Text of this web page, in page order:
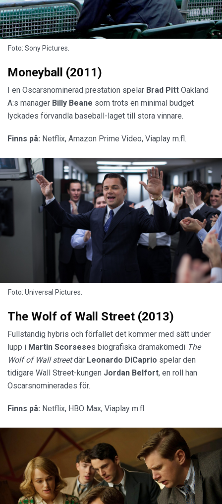
Foto: Sony Pictures.
Moneyball (2011)
I en Oscarsnominerad prestation spelar Brad Pitt Oakland
A:s manager Billy Beane som trots en minimal budget
lyckades förvandla baseball-laget till stora vinnare.
Finns på: Netflix, Amazon Prime Video, Viaplay m.fl.
Foto: Universal Pictures.
The Wolf of Wall Street (2013)
Fullständig hybris och förfallet det kommer med sätt under
lupp i Martin Scorseses biografiska dramakomedi The
Wolf of Wall streetdär Leonardo DiCaprio spelar den
tidigare Wall Street-kungen Jordan Belfort, en roll han
Oscarsnominerades för.
Finns på: Netflix, HBO Max, Viaplay m.fl.